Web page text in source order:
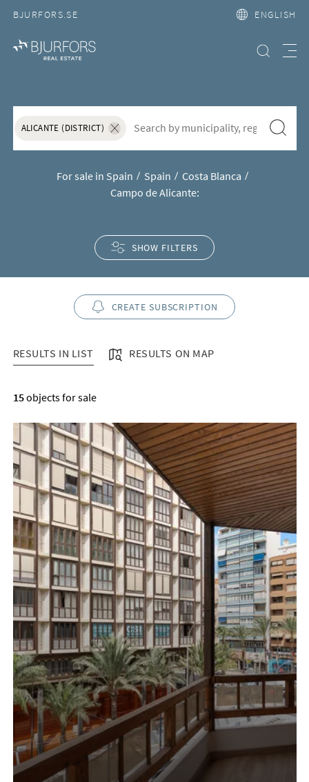
BJURFORS.SE ENGLISH
Search property
Property for sale in Campo de
ALICANTE (DISTRICT)
Ta bort sökordet "Alicante (District)"
S&ouml;k f&ouml;r att l&auml;gga till nytt s&ouml;kord
For sale in Spain Spain
Costa Blanca
Campo de Alicante:
SHOW FILTERS
CREATE SUBSCRIPTION
RESULTS IN LIST RESULTS ON MAP
15objects for sale